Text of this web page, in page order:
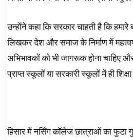
उन्होंने कहा कि सरकार चाहती है कि हमारे
लिखकर देश और समाज के निर्माण में
अभिभावकों को भी जागरूक होना चाहिए
प्राप्त स्कूलों या सरकारी स्कूलों में ही
हिसार में नर्सिंग कॉलेज छात्राओं का फुटा